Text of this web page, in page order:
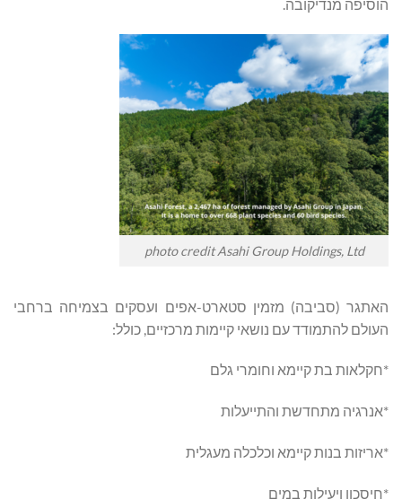
הוסיפה מנדיקובה.
photo credit Asahi Group Holdings, Ltd
האתגר (סביבה) מזמין סטארט-אפים ועסקים בצמיחה ברחבי
העולם להתמודד עם נושאי קיימות מרכזיים, כולל:
*חקלאות בת קיימא וחומרי גלם
*אנרגיה מתחדשת והתייעלות
*אריזות בנות קיימא וכלכלה מעגלית
*חיסכון ויעילות במים